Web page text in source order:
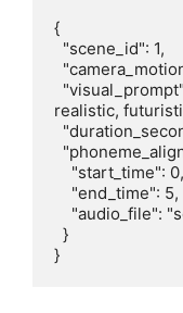
{
realistic,